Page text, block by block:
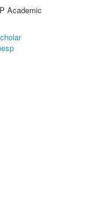
Academic